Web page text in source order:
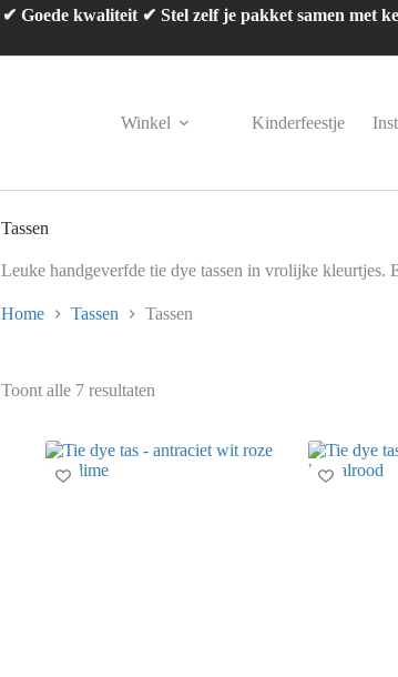
✔ Goede kwaliteit ✔ Stel zelf je pakket samen met
Winkel Kinderfeestje
Tassen
Leuke handgeverfde tie dye tassen in vrolijke kleurtjes.
Home Tassen Tassen
Toont alle 7 resultaten